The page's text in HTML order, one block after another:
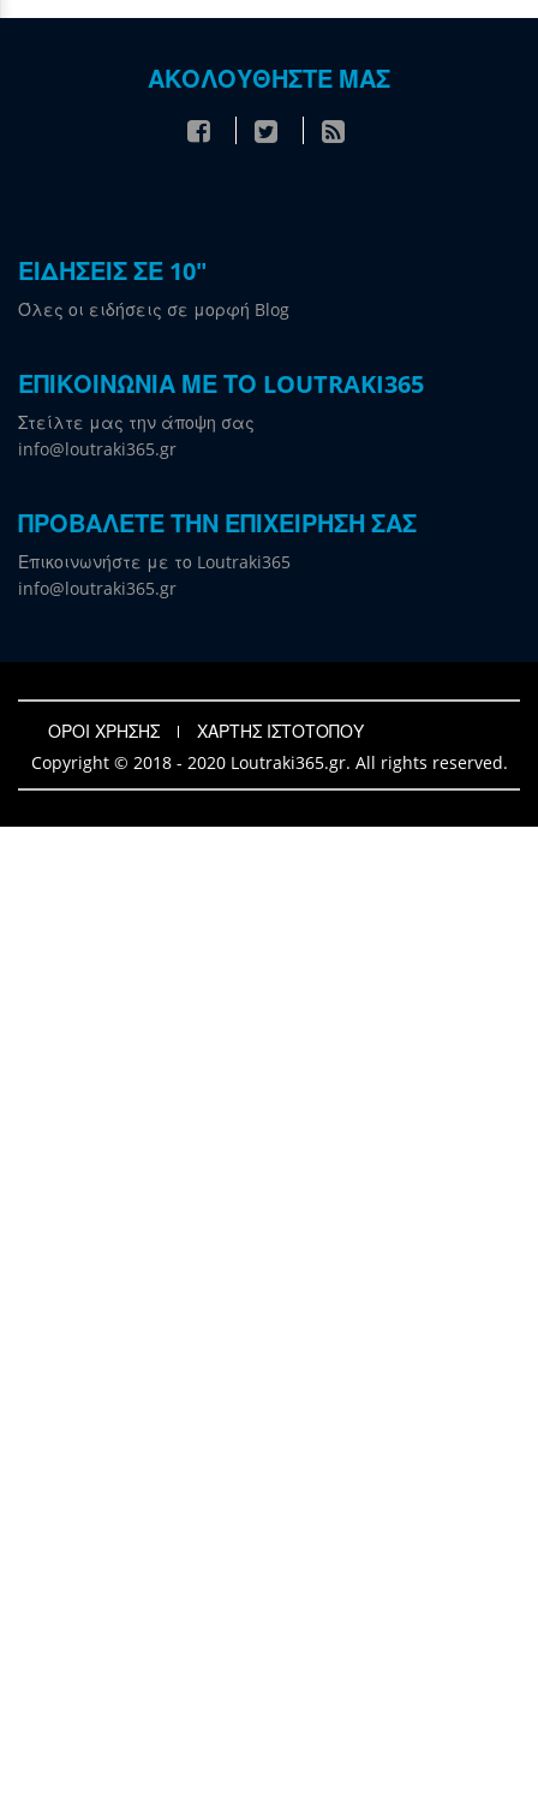
ΑΚΟΛΟΥΘΗΣΤΕ ΜΑΣ
ΕΙΔΗΣΕΙΣ ΣΕ 10"
Όλες οι ειδήσεις σε μορφή Blog
ΕΠΙΚΟΙΝΩΝΙΑ ΜΕ ΤΟ LOUTRAKI365
Στείλτε μας την άποψη σας
info@loutraki365.gr
ΠΡΟΒΑΛΕΤΕ ΤΗΝ ΕΠΙΧΕΙΡΗΣΗ ΣΑΣ
Επικοινωνήστε με το Loutraki365
info@loutraki365.gr
ΟΡΟΙ ΧΡΗΣΗΣ
ΧΑΡΤΗΣ ΙΣΤΟΤΟΠΟΥ
Copyright © 2018 - 2020 Loutraki365.gr. All rights reserved.